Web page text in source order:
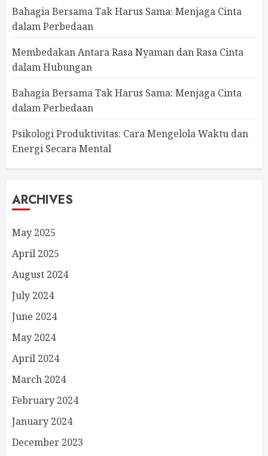
Bahagia Bersama Tak Harus Sama: Menjaga Cinta
dalam Perbedaan
Membedakan Antara Rasa Nyaman dan Rasa Cinta
dalam Hubungan
Bahagia Bersama Tak Harus Sama: Menjaga Cinta
dalam Perbedaan
Psikologi Produktivitas: Cara Mengelola Waktu dan
Energi Secara Mental
ARCHIVES
May 2025
April 2025
August 2024
July 2024
June 2024
May 2024
April 2024
March 2024
February 2024
January 2024
December 2023